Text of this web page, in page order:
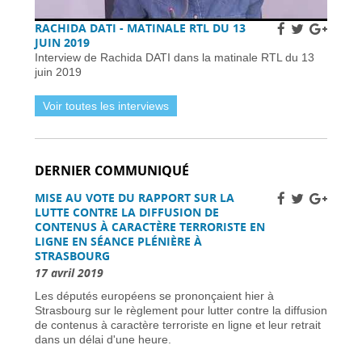
Subventions pour l’internet en fibre optique en
France : éligibilité et procédure de demande -
01 avril 2026
Horaires et détails de la fréquentation -01 avril
2026
Installer des pièges à frelons asiatiques en
France pour prévenir l’invasion de 2026 -
avril 2026
Améliorer la sécurité routière des jeunes
Grève des pilotes Lufthansa : perturbations de
Une nouvelle ère d’ici 2030 -31 mars 2026
Élections municipales à Nice 2026 : enjeux et
candidats - 31 mars 2026
Dernière chance pour les skieurs cette saison -
31 mars 2026
Vol Ryanair : des passagers bloqués en France
à cause des retards de l’EES -31 mars 2026
Air France-KLM augmente les tarifs long-
courrier face à la crise pétrolière du Moyen-
Orient -30 mars 2026
RACHIDA DATI - MATINALE RTL DU 13
JUIN 2019
Interview de Rachida DATI dans la matinale RTL du 13
juin 2019
Voir toutes les interviews
DERNIER COMMUNIQUÉ
MISE AU VOTE DU RAPPORT SUR LA
LUTTE CONTRE LA DIFFUSION DE
CONTENUS À CARACTÈRE TERRORISTE EN
LIGNE EN SÉANCE PLÉNIÈRE À
STRASBOURG
17 avril 2019
Les députés européens se prononçaient hier à
Strasbourg sur le règlement pour lutter contre la diffusion
de contenus à caractère terroriste en ligne et leur retrait
dans un délai d'une heure.